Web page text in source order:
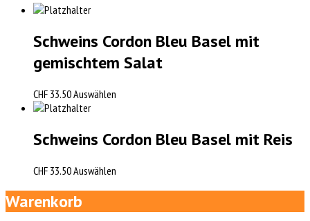
Schweins Cordon Bleu Basel mit
gemischtem Salat
CHF 33.50Auswählen
Schweins Cordon Bleu Basel mit Reis
CHF 33.50Auswählen
Warenkorb